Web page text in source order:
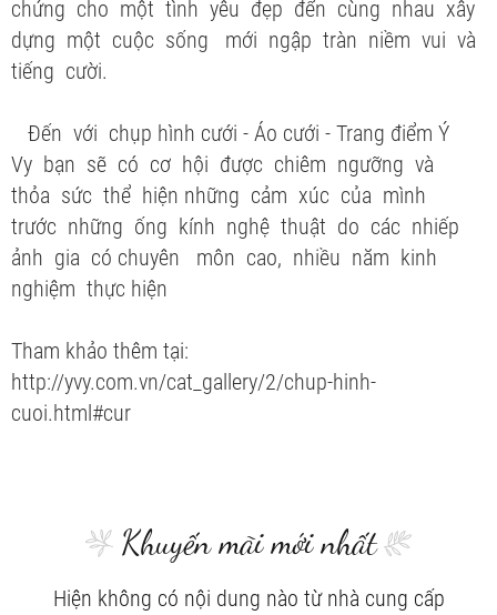
chứng cho một tình yêu đẹp đển cùng nhau xây
dựng một cuộc sống mới ngập tràn niềm vui và
tiếng cười.
Đến với chụp hình cưới - Áo cưới - Trang điểm Ý
Vy bạn sẽ có cơ hội được chiêm ngưỡng và
thỏa sức thể hiện những cảm xúc của mình
trước những ống kính nghệ thuật do các nhiếp
ảnh gia có chuyên môn cao, nhiều năm kinh
nghiệm thực hiện
Tham khảo thêm tại:
http://yvy.com.vn/cat_gallery/2/chup-hinh-
cuoi.html#cur
Khuyến mãi mới nhất
Hiện không có nội dung nào từ nhà cung cấp